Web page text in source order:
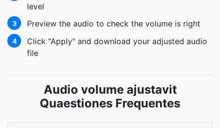
level
3 Preview the audio to check the volume is right
4
Click "Apply" and download your adjusted audio
file
Audio volume ajustavit
Quaestiones Frequentes